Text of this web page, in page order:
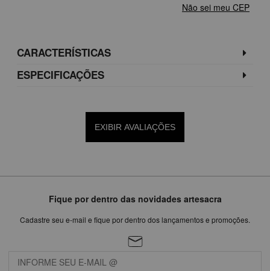
Não sei meu CEP
CARACTERÍSTICAS
ESPECIFICAÇÕES
EXIBIR AVALIAÇÕES
Fique por dentro das novidades artesacra
Cadastre seu e-mail e fique por dentro dos lançamentos e promoções.